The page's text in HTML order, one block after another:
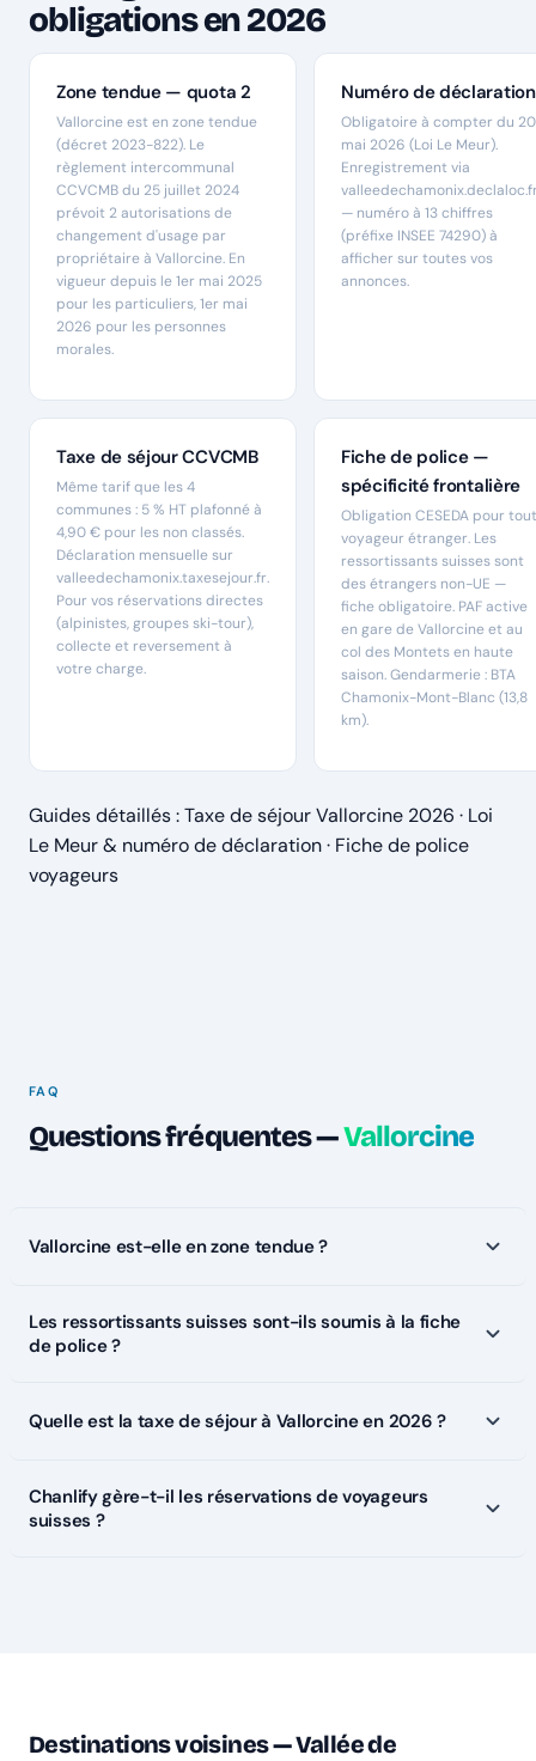
obligations en 2026
Zone tendue — quota 2
Vallorcine est en zone tendue
(décret 2023-822). Le
règlement intercommunal
CCVCMB du 25 juillet 2024
prévoit 2 autorisations de
changement d'usage par
propriétaire à Vallorcine. En
vigueur depuis le 1er mai 2025
pour les particuliers, 1er mai
2026 pour les personnes
morales.
Numéro de déclaration
Obligatoire à compter du 20
mai 2026 (Loi Le Meur).
Enregistrement via
— numéro à 13 chiffres
(préfixe INSEE 74290) à
afficher sur toutes vos
annonces.
Taxe de séjour CCVCMB
Même tarif que les 4
communes : 5 % HT plafonné à
4,90 € pour les non classés.
Déclaration mensuelle sur
valleedechamonix.taxesejour.fr.
Pour vos réservations directes
(alpinistes, groupes ski-tour),
collecte et reversement à
votre charge.
Fiche de police —
spécificité frontalière
Obligation CESEDA pour tout
voyageur étranger. Les
ressortissants suisses sont
des étrangers non-UE —
fiche obligatoire. PAF active
en gare de Vallorcine et au
col des Montets en haute
saison. Gendarmerie : BTA
Chamonix-Mont-Blanc (13,8
km).
Guides détaillés :Taxe de séjour Vallorcine 2026 · Loi
Le Meur & numéro de déclaration· Fiche de police
voyageurs
FAQ
Questions fréquentes —Vallorcine
Vallorcine est-elle en zone tendue ?
Les ressortissants suisses sont-ils soumis à la fiche
de police ?
Quelle est la taxe de séjour à Vallorcine en 2026 ?
Chanlify gère-t-il les réservations de voyageurs
suisses ?
Destinations voisines — Vallée de